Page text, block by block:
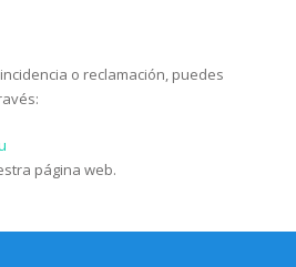
o reclamación, puedes
página web.